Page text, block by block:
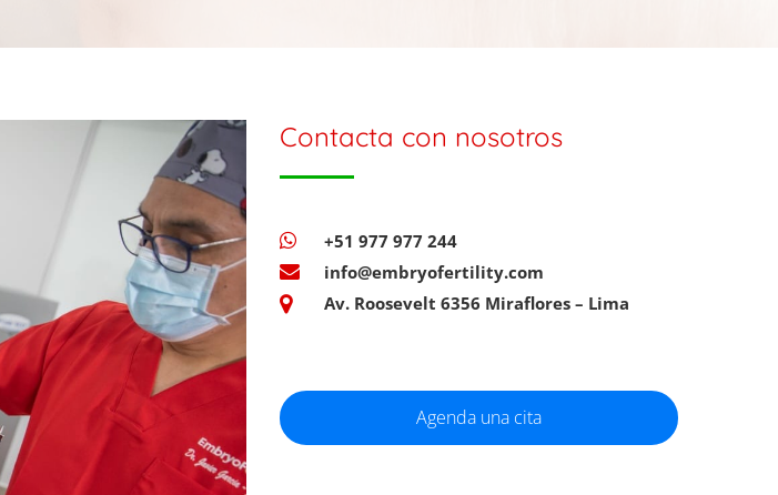
Contacta con nosotros
+51 977 977 244
info@embryofertility.com
Av. Roosevelt 6356 Miraflores – Lima
Agenda una cita